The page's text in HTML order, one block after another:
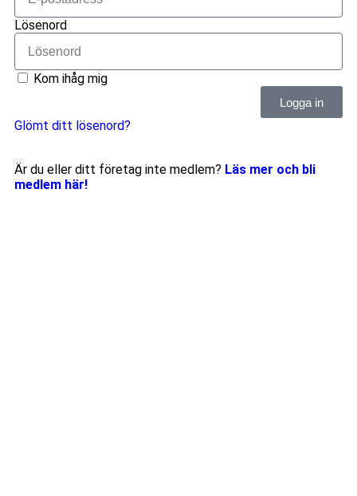
Lösenord
Kom ihåg mig
Logga in
Glömt ditt lösenord?
Är du eller ditt företag inte medlem? Läs mer och bli
medlem här!